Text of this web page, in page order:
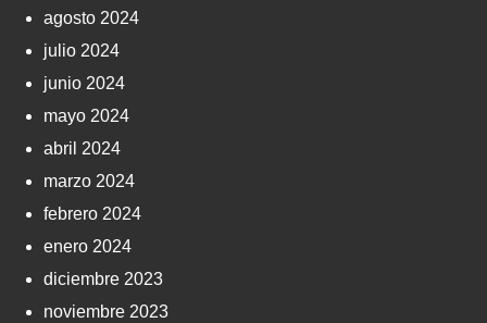
agosto 2024
julio 2024
junio 2024
mayo 2024
abril 2024
marzo 2024
febrero 2024
enero 2024
diciembre 2023
noviembre 2023